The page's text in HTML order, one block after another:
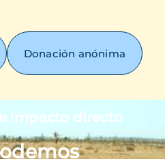
Donación anónima
impacto directo